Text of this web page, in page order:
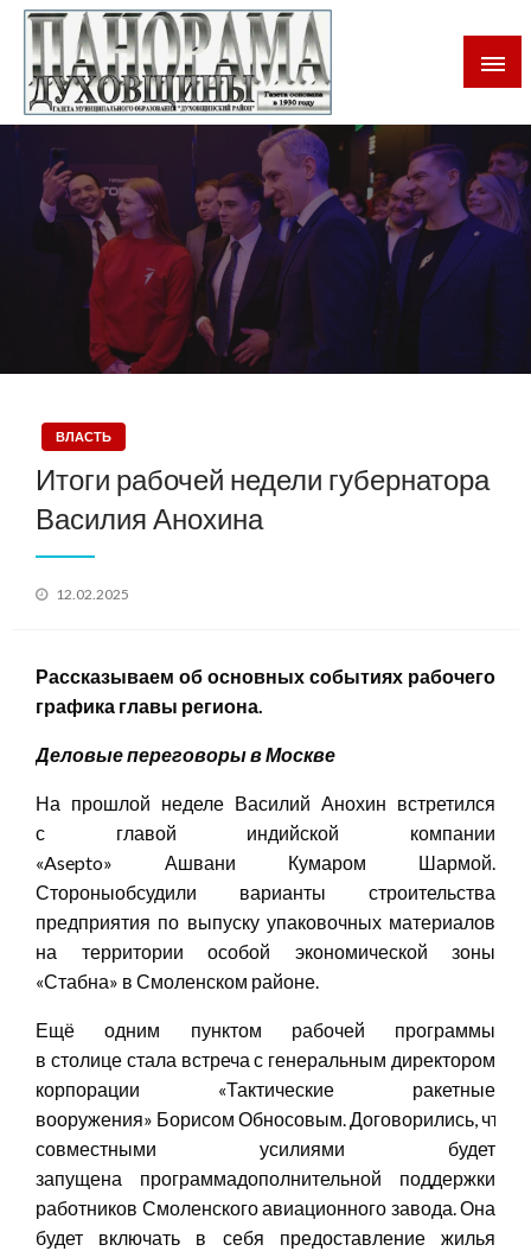
Панорама Духовщины
Газета Духовщинского района Смоленской области
ВЛАСТЬ
Итоги рабочей недели губернатора
Василия Анохина
Posted
12.02.2025
Рассказываем об основных событиях рабочего
графика главы региона.
Деловые переговоры в Москве
На прошлой неделе Василий Анохин встретился
с главой индийской компании
«Asepto» Ашвани Кумаром Шармой.
Стороныобсудили варианты строительства
предприятия по выпуску упаковочных материалов
на территории особой экономической зоны
«Стабна» в Смоленском районе.
Ещё одним пунктом рабочей программы
в столице стала встреча с генеральным директором
корпорации «Тактические ракетные
вооружения» Борисом Обносовым. Договорились, что
совместными усилиями будет
запущена программадополнительной поддержки
работников Смоленского авиационного завода. Она
будет включать в себя предоставление жилья